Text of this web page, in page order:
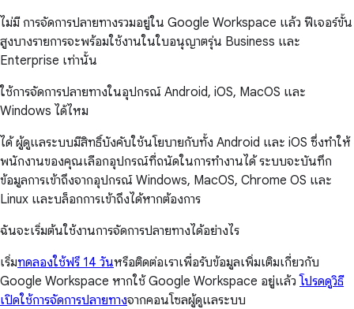
ไม่มี การจัดการปลายทางรวมอยู่ใน Google Workspace แล้ว ฟีเจอร์ขั้น
สูงบางรายการจะพร้อมใช้งานในใบอนุญาตรุ่น Business และ
Enterprise เท่านั้น
ใช้การจัดการปลายทางในอุปกรณ์ Android, iOS, MacOS และ
Windows ได้ไหม
ได้ ผู้ดูแลระบบมีสิทธิ์บังคับใช้นโยบายกับทั้ง Android และ iOS ซึ่งทำให้
พนักงานของคุณเลือกอุปกรณ์ที่ถนัดในการทำงานได้ ระบบจะบันทึก
ข้อมูลการเข้าถึงจากอุปกรณ์ Windows, MacOS, Chrome OS และ
Linux และบล็อกการเข้าถึงได้หากต้องการ
ฉันจะเริ่มต้นใช้งานการจัดการปลายทางได้อย่างไร
เริ่มทดลองใช้ฟรี 14 วันหรือติดต่อเราเพื่อรับข้อมูลเพิ่มเติมเกี่ยวกับ
Google Workspace หากใช้ Google Workspace อยู่แล้วโปรดดูวิธี
เปิดใช้การจัดการปลายทางจากคอนโซลผู้ดูแลระบบ